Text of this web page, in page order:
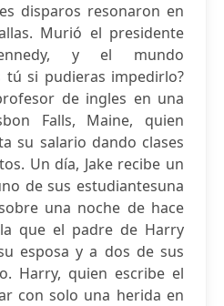
disparos resonaron en
Murió el presidente
y el mundo
tú si pudieras impedirlo?
de ingles en una
Falls, Maine, quien
su salario dando clases
Un día, Jake recibe un
de sus estudiantesuna
una noche de hace
que el padre de Harry
esposa y a dos de sus
Harry, quien escribe el
con solo una herida en